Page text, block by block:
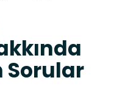
Sorular